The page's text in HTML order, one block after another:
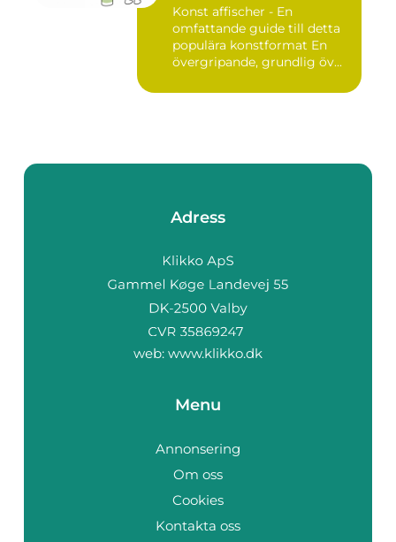
Konst affischer - En
omfattande guide till detta
populära konstformat En
övergripande, grundlig öv...
Adress
web: www.klikko.dk
Menu
Annonsering
Om oss
Cookies
Kontakta oss